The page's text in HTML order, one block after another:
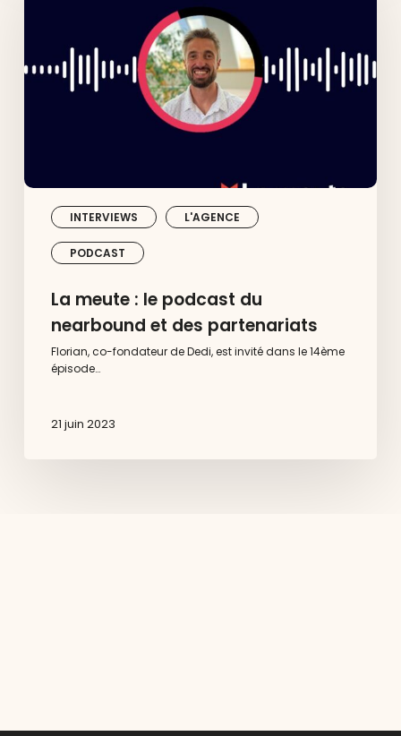
INTERVIEWS L'AGENCE
PODCAST
nearbound
et
La meute : le podcast du
nearbound et des partenariats
Florian, co-fondateur de Dedi, est invité dans le 14ème
épisode…
21 juin 2023